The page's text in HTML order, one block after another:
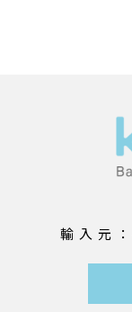
輸 入 元 ：